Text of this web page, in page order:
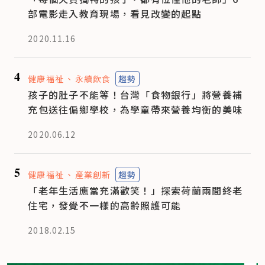
部電影走入教育現場，看見改變的起點
2020.11.16
4 健康福祉 永續飲食 趨勢
孩子的肚子不能等！台灣「食物銀行」將營養補
充包送往偏鄉學校，為學童帶來營養均衡的美味
2020.06.12
5 健康福祉 產業創新 趨勢
「老年生活應當充滿歡笑！」探索荷蘭兩間終老
住宅，發覺不一樣的高齡照護可能
2018.02.15